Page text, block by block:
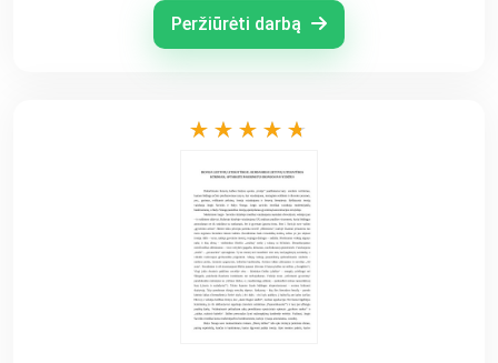
nesantaikos pavyzdžių. Kuo ir kodėl jie neįtiko
visuomenei Sav
Peržiūrėti darbą